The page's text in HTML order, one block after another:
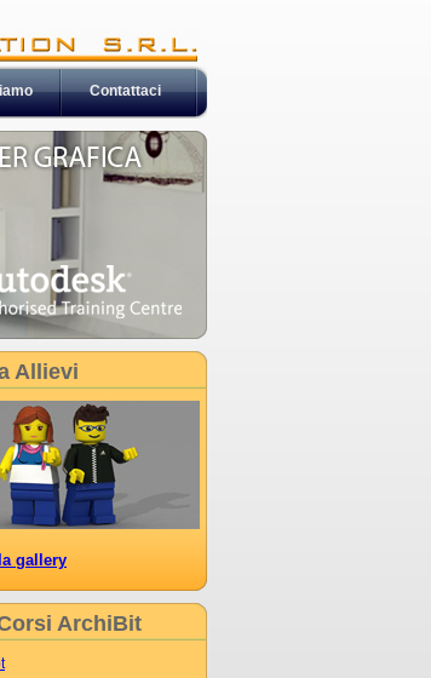
Contattaci
Allievi
gallery
ArchiBit